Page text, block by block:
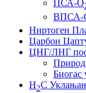
ПСА-О
ВПСА-
Ниртоген
Царбон
ЦНГ/ЛНГ
H2С